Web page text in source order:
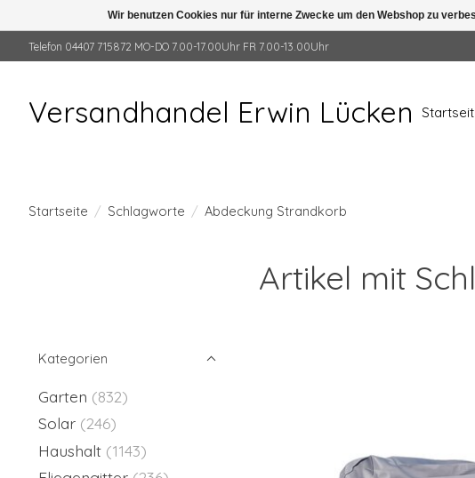
Telefon 04407 715872 MO-DO 7.00-17.00Uhr FR 7.00-13.00Uhr
Versandhandel Erwin Lücken
Startseite / Schlagworte / Abdeckung Strandkorb
Artikel mit
Kategorien
Garten (832)
Solar (246)
Haushalt (1143)
Wir benutzen Cookies nur für interne Zwecke um den Webshop zu